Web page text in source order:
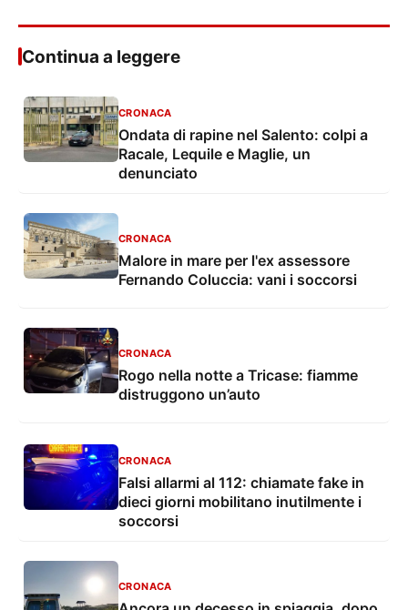
Continua a leggere
CRONACA
Ondata di rapine nel Salento: colpi a
Racale, Lequile e Maglie, un
denunciato
CRONACA
Malore in mare per l'ex assessore
Fernando Coluccia: vani i soccorsi
CRONACA
Rogo nella notte a Tricase: fiamme
distruggono un’auto
CRONACA
Falsi allarmi al 112: chiamate fake in
dieci giorni mobilitano inutilmente i
soccorsi
CRONACA